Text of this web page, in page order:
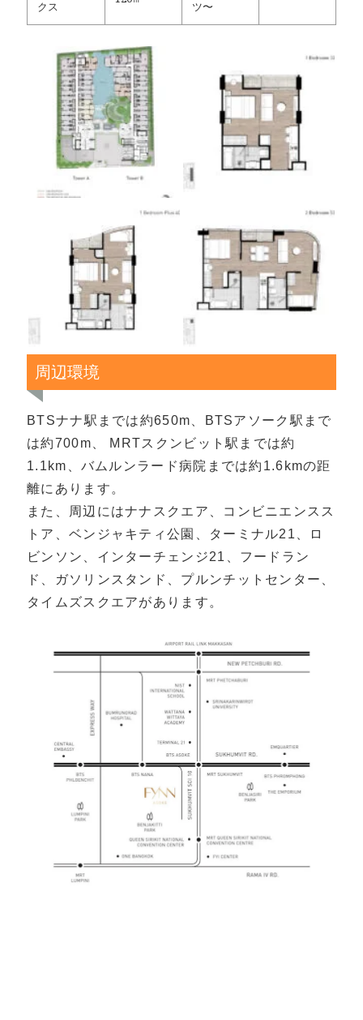
クス ツ〜
周辺環境
BTSナナ駅までは約650m、BTSアソーク駅まで
は約700m、 MRTスクンビット駅までは約
1.1km、バムルンラード病院までは約1.6kmの距
離にあります。
また、周辺にはナナスクエア、コンビニエンスス
トア、ベンジャキティ公園、ターミナル21、ロ
ビンソン、インターチェンジ21、フードラン
ド、ガソリンスタンド、プルンチットセンター、
タイムズスクエアがあります。